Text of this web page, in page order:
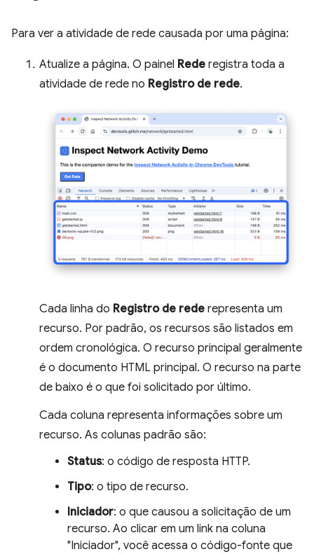
Para ver a atividade de rede causada por uma página:
Atualize a página. O painel Rede registra toda a
atividade de rede no Registro de rede.
Cada linha do Registro de rede representa um
recurso. Por padrão, os recursos são listados em
ordem cronológica. O recurso principal geralmente
é o documento HTML principal. O recurso na parte
de baixo é o que foi solicitado por último.
Cada coluna representa informações sobre um
recurso. As colunas padrão são:
Status: o código de resposta HTTP.
Tipo: o tipo de recurso.
Iniciador: o que causou a solicitação de um
recurso. Ao clicar em um link na coluna
"Iniciador", você acessa o código-fonte que